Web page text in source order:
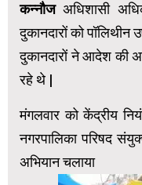
कन्नौजअधिशासी
दुकानदारों को पॉलिथीन
दुकानदारों ने आदेश की
रहे थे |
मंगलवार को केंद्रीय
नगरपालिका परिषद
अभियान चलाया